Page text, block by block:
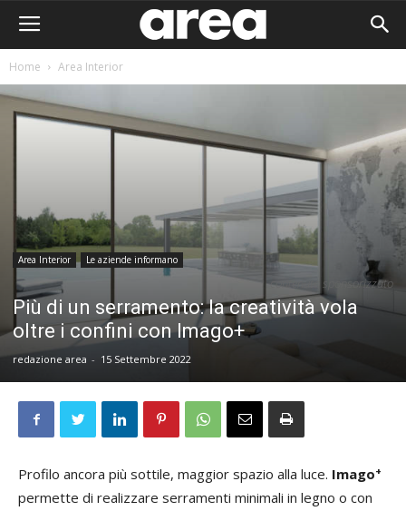
Area
Home Area Interior
Area Interior Le aziende informano
contenuto sponsorizzato
Più di un serramento: la creatività vola
oltre i confini con Imago+
redazione area - 15 Settembre 2022
Profilo ancora più sottile, maggior spazio alla luce. Imago+
permette di realizzare serramenti minimali in legno o con